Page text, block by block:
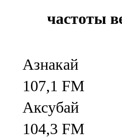
частоты
Азнакай
107,1 FM
Аксубай
104,3 FM